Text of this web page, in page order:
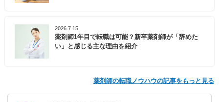
2026.7.15
薬剤師1年目で転職は可能？新卒薬剤師が「辞めた
い」と感じる主な理由を紹介
薬剤師の転職ノウハウの記事をもっと見る